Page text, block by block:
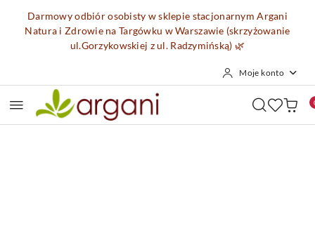
Przejdź do treści głównej
Przejdź do wyszukiwarki
Przejdź do moje konto
Przejdź do menu głównego
Przejdź do opisu produktu
Przejdź do stopki
Darmowy odbiór osobisty w sklepie stacjonarnym Argani
Natura i Zdrowie na Targówku w Warszawie (skrzyżowanie
ul.Gorzykowskiej z ul. Radzymińską) 🌿
Moje konto